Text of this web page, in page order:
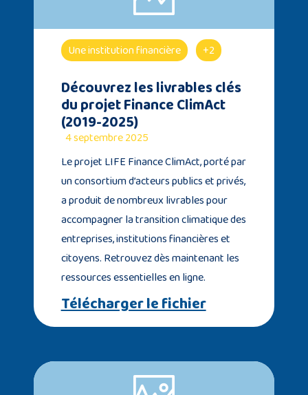
Une institution financière +2
Découvrez les livrables clés
du projet Finance ClimAct
(2019-2025)
4 septembre 2025
Le projet LIFE Finance ClimAct, porté par
un consortium d’acteurs publics et privés,
a produit de nombreux livrables pour
accompagner la transition climatique des
entreprises, institutions financières et
citoyens. Retrouvez dès maintenant les
ressources essentielles en ligne.
Télécharger le fichier